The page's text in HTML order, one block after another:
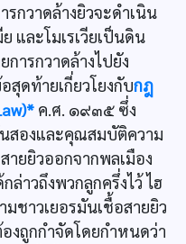
กวาดล้างยิวจะดำเนิน
และโมเรเวียเป็นดิน
ารกวาดล้างไปยัง
สุดท้ายเกี่ยวโยงกับกฎ
ค.ศ. ๑๙๓๕ ซึ่ง
สองและคุณสมบัติความ
ายยิวออกจากพลเมือง
ล่าวถึงพวกลูกครึ่งไว้ ไฮ
ชาวเยอรมันเชื้อสายยิว
งถูกกำจัดโดยกำหนดว่า